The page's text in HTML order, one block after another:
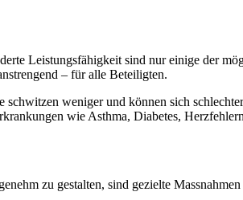
Leistungsfähigkeit sind nur einige der
– für alle Beteiligten.
weniger und können sich
wie Asthma, Diabetes,
zu gestalten, sind gezielte